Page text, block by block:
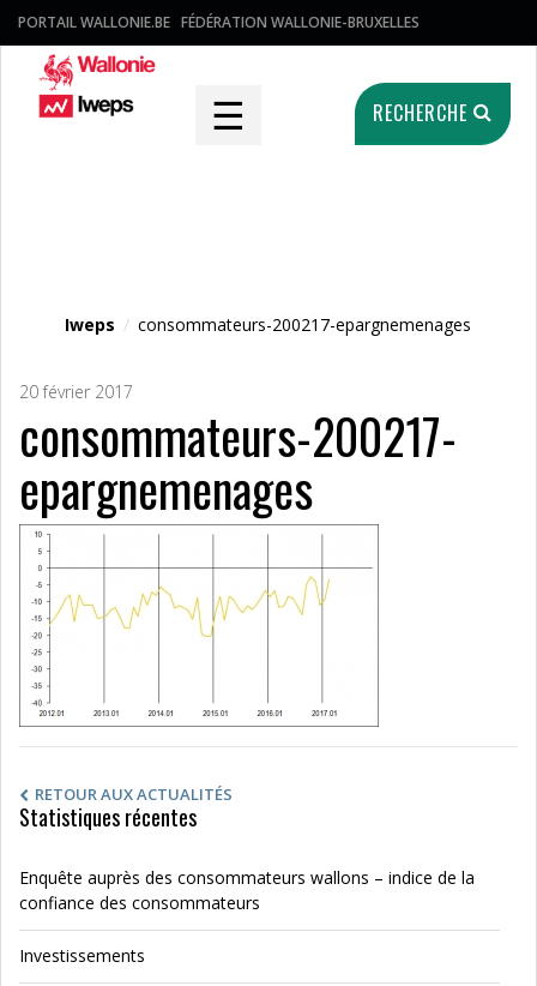
PORTAIL WALLONIE.BE FÉDÉRATION WALLONIE-BRUXELLES
☰ RECHERCHE
Iweps / consommateurs-200217-epargnemenages
20 février 2017
consommateurs-200217-
epargnemenages
RETOUR AUX ACTUALITÉS
Statistiques récentes
Enquête auprès des consommateurs wallons – indice de la
confiance des consommateurs
Investissements